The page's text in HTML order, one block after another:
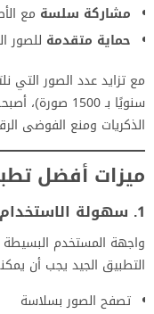
مشاركة سلسة مع
حماية متقدمة للصور
مع تزايد عدد الصور التي
سنويًا بـ 1500
الذكريات ومنع الفوضى
ميزات أفضل
1. سهولة الاستخدام
واجهة المستخدم
التطبيق الجيد يجب أن
تصفح الصور بسلاسة